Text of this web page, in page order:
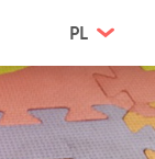
PL